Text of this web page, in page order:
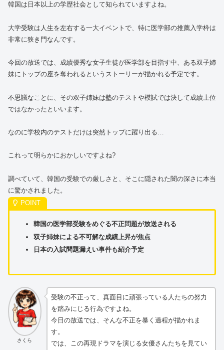
韓国は日本以上の学歴社会として知られていますよね。
大学受験は人生を左右する一大イベントで、特に医学部の推薦入学枠は
非常に狭き門なんです。
今回の放送では、成績優秀な女子生徒が医学部を目指す中、ある双子姉
妹にトップの座を奪われるというストーリーが描かれる予定です。
不思議なことに、その双子姉妹は塾のテストや模試では決して成績上位
ではなかったといいます。
なのに学校内のテストだけは突然トップに躍り出る…
これって明らかにおかしいですよね?
調べていて、韓国の受験での厳しさと、そこに隠された闇の深さに本当
に驚かされました。
韓国の医学部受験をめぐる不正問題が放送される
双子姉妹による不可解な成績上昇が焦点
日本の入試問題漏えい事件も紹介予定
さくら
受験の不正って、真面目に頑張っている人たちの努力
を踏みにじる行為ですよね。
今日の放送では、そんな不正を暴く過程が描かれま
す。
では、この再現ドラマを演じる女優さんたちを見てい